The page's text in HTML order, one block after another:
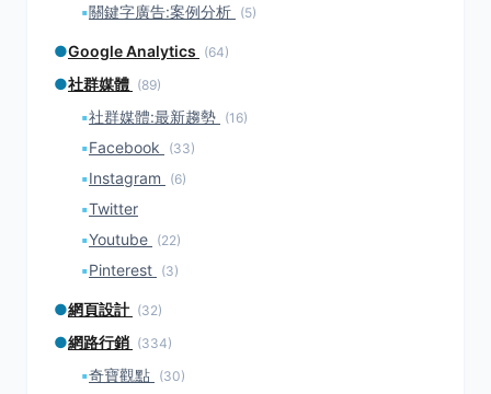
▪關鍵字廣告:案例分析 (5)
●Google Analytics (64)
●社群媒體 (89)
▪社群媒體:最新趨勢 (16)
▪Facebook (33)
▪Instagram (6)
▪Twitter
▪Youtube (22)
▪Pinterest (3)
●網頁設計 (32)
●網路行銷 (334)
▪奇寶觀點 (30)